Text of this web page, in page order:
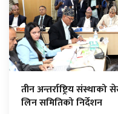
तीन अन्तर्राष्ट्रिय
लिन समितिको निर्देशन